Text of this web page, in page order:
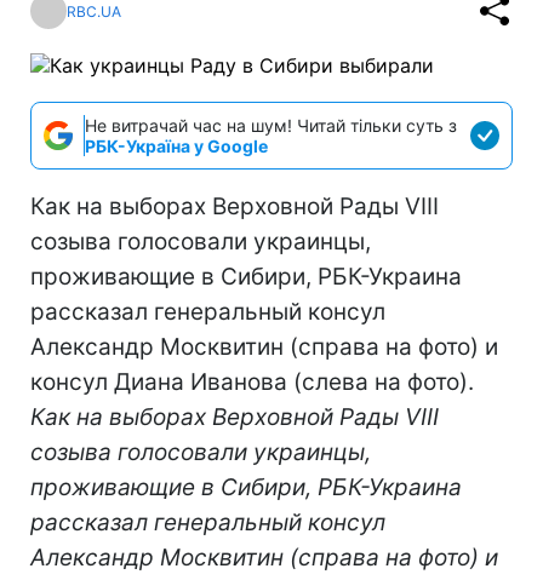
RBC.UA
Не витрачай час на шум! Читай тільки суть з
РБК-Україна у Google
Как на выборах Верховной Рады VIII
созыва голосовали украинцы,
проживающие в Сибири, РБК-Украина
рассказал генеральный консул
Александр Москвитин (справа на фото) и
консул Диана Иванова (слева на фото).
Как на выборах Верховной Рады VIII
созыва голосовали украинцы,
проживающие в Сибири, РБК-Украина
рассказал генеральный консул
Александр Москвитин (справа на фото) и